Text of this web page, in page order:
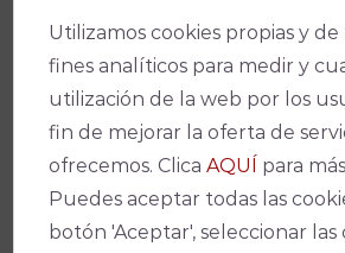
Utilizamos cookies propias y
fines analíticos para medir y
utilización de la web por los
fin de mejorar la oferta de
ofrecemos. ClicaAQUÍ
para
Puedes aceptar todas las
botón 'Aceptar', seleccionar las